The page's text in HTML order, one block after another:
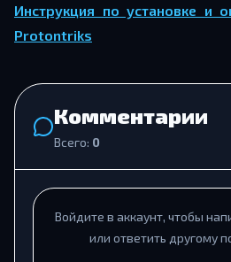
Инструкция по установке и
Protontriks
Комментарии
Всего: 0
Войдите в аккаунт, чтобы
или ответить другому